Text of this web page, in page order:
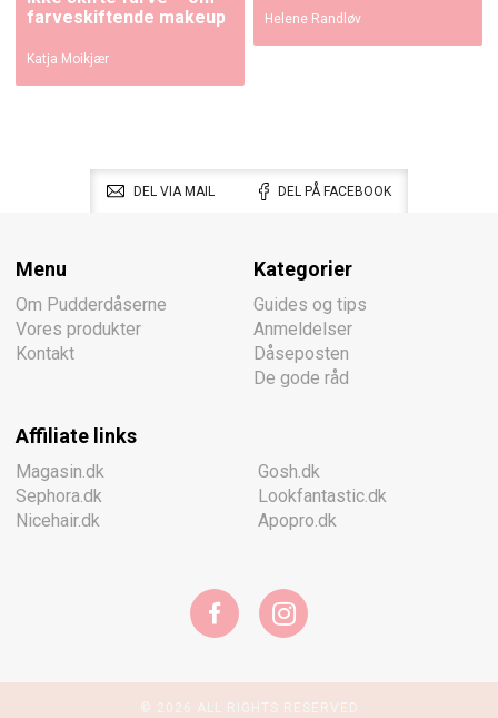
farveskiftende makeup
Katja Moikjær
Helene Randløv
DEL VIA MAIL DEL PÅ FACEBOOK
Menu
Om Pudderdåserne
Vores produkter
Kontakt
Kategorier
Guides og tips
Anmeldelser
Dåseposten
De gode råd
Affiliate links
Magasin.dk
Sephora.dk
Nicehair.dk
Gosh.dk
Lookfantastic.dk
Apopro.dk
© 2026 ALL RIGHTS RESERVED